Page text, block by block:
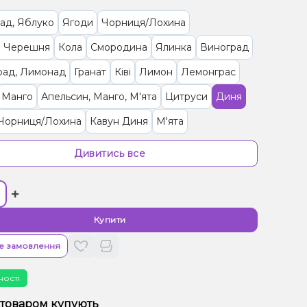
Яблуко Ягоди
Чорниця/Лохина
Черешня
Кола Смородина Ялинка
Виноград
Лимонад
Гранат Ківі Лимон
Лемонграс
Манго Апельсин, Манго, М'ята Цитруси
Диня
Лохина
Кавун Диня
М'ята
Пластівці
Апельсин, Лікер
Персик, Чай
Ананас, Кокос, Ром
Манго
Кавун, Смородина
Полуниця
Желе
Дивитись все
+
Купити
замовлення
купують